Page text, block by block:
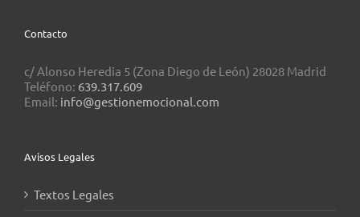
Contacto
c/ Alonso Heredia 5 (Zona Diego de León) 28028 Madrid
Teléfono: 639.317.609
Email: info@gestionemocional.com
Avisos Legales
Textos Legales